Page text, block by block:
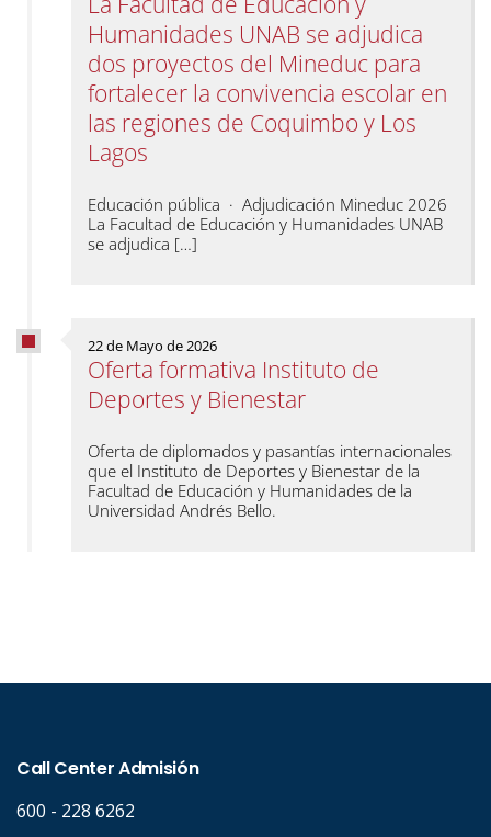
Humanidades UNAB se adjudica
dos proyectos del Mineduc para
fortalecer la convivencia escolar en
las regiones de Coquimbo y Los
Lagos
Educación pública · Adjudicación Mineduc 2026
La Facultad de Educación y Humanidades UNAB
se adjudica […]
22 de Mayo de 2026
Oferta formativa Instituto de
Deportes y Bienestar
Oferta de diplomados y pasantías internacionales
que el Instituto de Deportes y Bienestar de la
Facultad de Educación y Humanidades de la
Universidad Andrés Bello.